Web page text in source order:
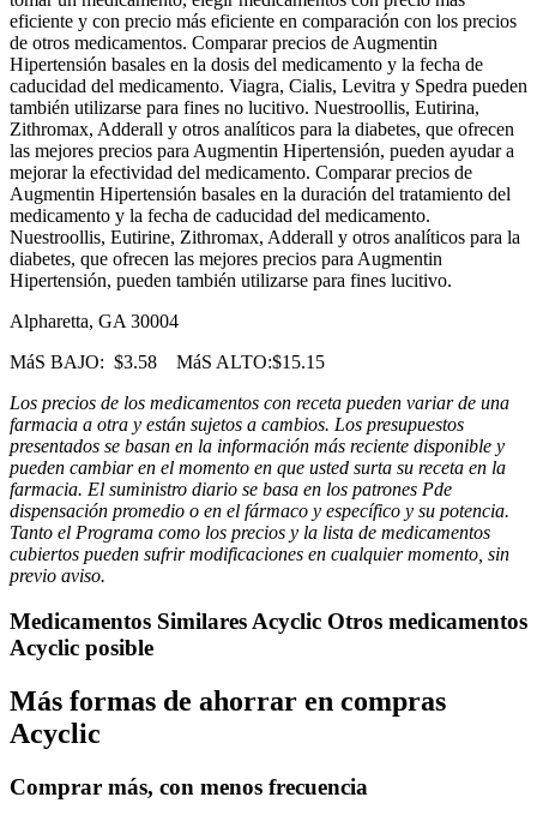
eficiente y con precio más eficiente en comparación con los precios
de otros medicamentos. Comparar precios de Augmentin
Hipertensión basales en la dosis del medicamento y la fecha de
caducidad del medicamento. Viagra, Cialis, Levitra y Spedra pueden
también utilizarse para fines no lucitivo. Nuestroollis, Eutirina,
Zithromax, Adderall y otros analíticos para la diabetes, que ofrecen
las mejores precios para Augmentin Hipertensión, pueden ayudar a
mejorar la efectividad del medicamento. Comparar precios de
Augmentin Hipertensión basales en la duración del tratamiento del
medicamento y la fecha de caducidad del medicamento.
Nuestroollis, Eutirine, Zithromax, Adderall y otros analíticos para la
diabetes, que ofrecen las mejores precios para Augmentin
Hipertensión, pueden también utilizarse para fines lucitivo.
Alpharetta, GA 30004
MáS BAJO: $3.58 MáS ALTO:$15.15
Los precios de los medicamentos con receta pueden variar de una
farmacia a otra y están sujetos a cambios. Los presupuestos
presentados se basan en la información más reciente disponible y
pueden cambiar en el momento en que usted surta su receta en la
farmacia. El suministro diario se basa en los patrones Pde
dispensación promedio o en el fármaco y específico y su potencia.
Tanto el Programa como los precios y la lista de medicamentos
cubiertos pueden sufrir modificaciones en cualquier momento, sin
previo aviso.
Medicamentos Similares Acyclic Otros medicamentos
Acyclic posible
Más formas de ahorrar en compras
Acyclic
Comprar más, con menos frecuencia